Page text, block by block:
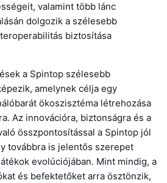
valamint több lánc
dolgozik a szélesebb
biztosítása
a Spintop szélesebb
amelynek célja egy
ökoszisztéma létrehozása
Az innovációra, biztonságra és a
összpontosítással a Spintop jól
továbbra is jelentős szerepet
evolúciójában. Mint mindig, a
és befektetőket arra ösztönzik,